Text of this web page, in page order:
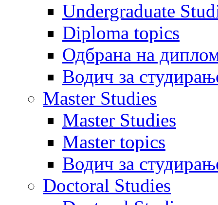
Undergraduate
Diploma topics
Одбрана на
Водич за
Master Studies
Master Studies
Master topics
Водич за
Doctoral Studies